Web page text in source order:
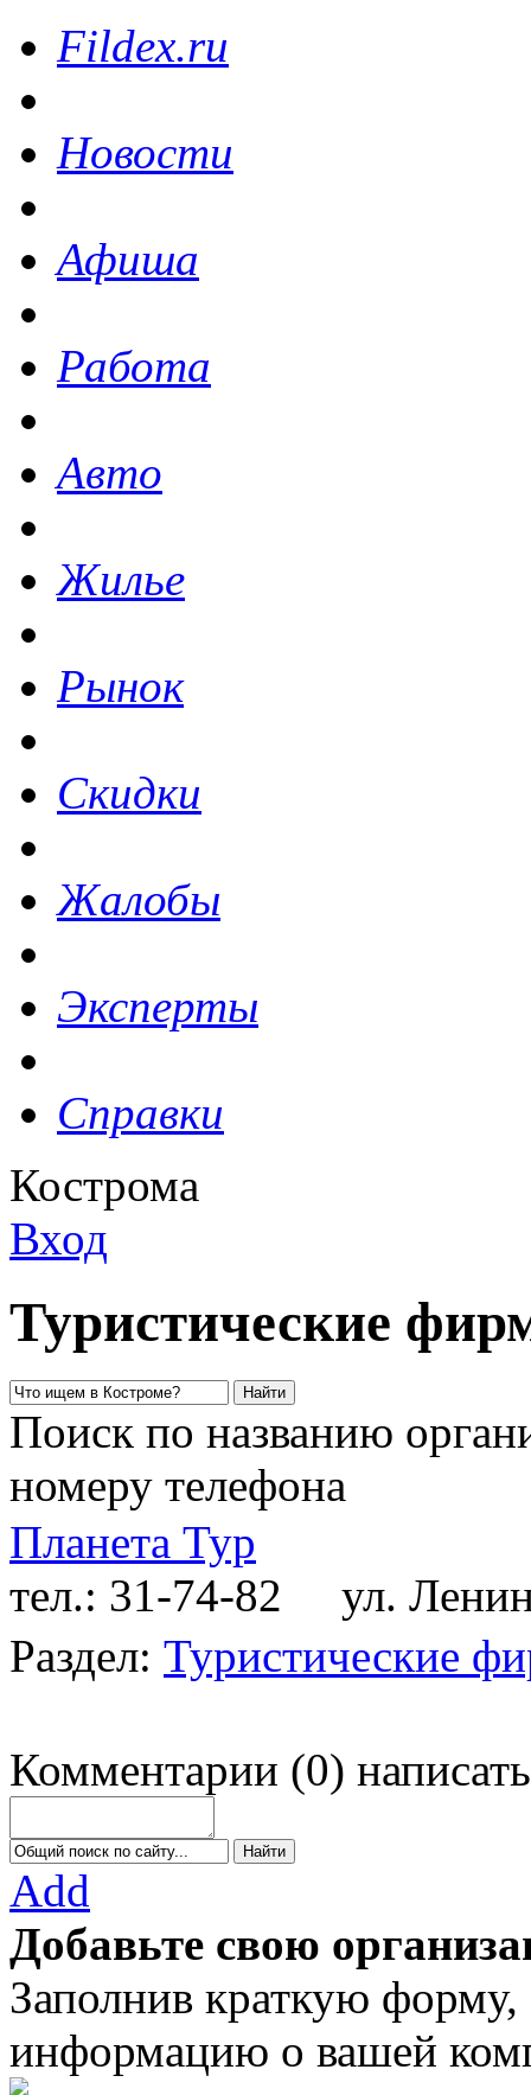
Fildex.ru
Новости
Афиша
Работа
Авто
Жилье
Рынок
Скидки
Жалобы
Эксперты
Справки
Кострома
Вход
Туристические
Поиск по названию
номеру телефона
Планета Тур
тел.: 31-74-82
ул.
Раздел: Туристические
Комментарии (0) написать
Add
Добавьте свою
Заполнив краткую
информацию о вашей